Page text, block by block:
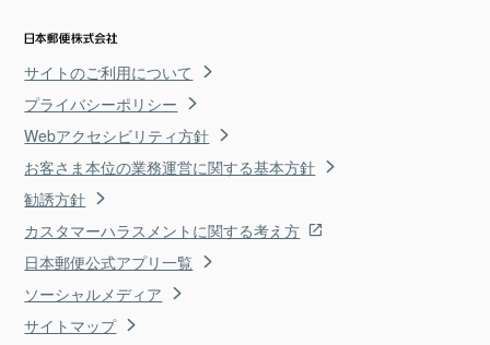
サイトのご利用について
プライバシーポリシー
Webアクセシビリティ方針
お客さま本位の業務運営に関する基本方針
勧誘方針
カスタマーハラスメントに関する考え方
日本郵便公式アプリ一覧
ソーシャルメディア
サイトマップ